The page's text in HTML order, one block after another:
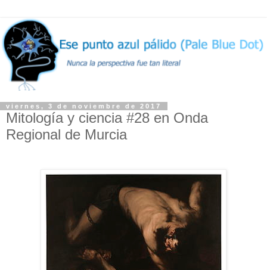
viernes, 3 de noviembre de 2017
Mitología y ciencia #28 en Onda
Regional de Murcia